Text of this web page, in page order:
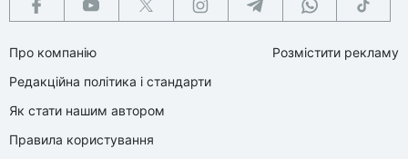
Про компанію
Редакційна політика і стандарти
Як стати нашим автором
Правила користування
Розмістити рекламу